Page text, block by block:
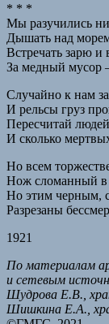
* * *
Мы разучились
Дышать над
Встречать зарю и
За медный мусор
Случайно к нам
И рельсы груз
Пересчитай
И сколько
Но всем
Нож сломанный в
Но этим черным,
Разрезаны
1921
По материалам
и сетевым
Шудрова Е.В.,
Шишкина Е.А.,